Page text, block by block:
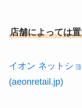
店舗によっては
イオン ネットシ
(aeonretail.jp)